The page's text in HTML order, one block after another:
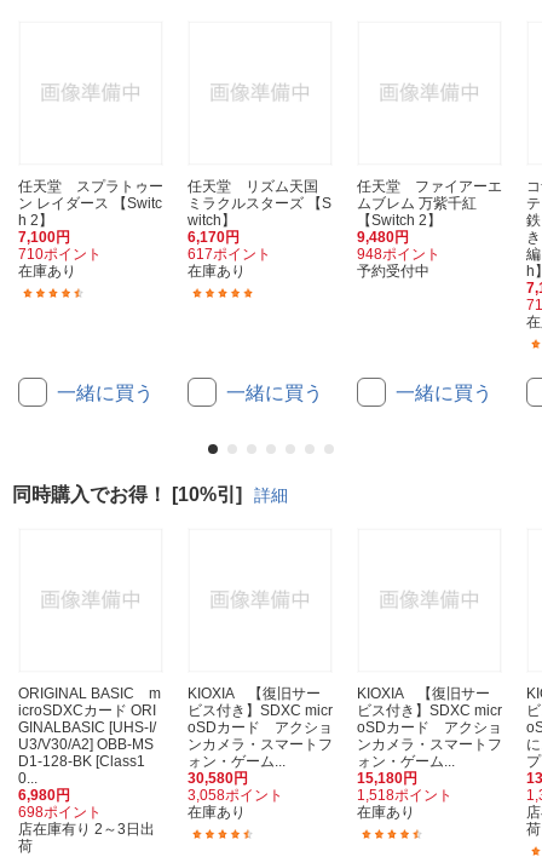
任天堂 スプラトゥー
ン レイダース 【Switc
h 2】
7,100円
710ポイント
在庫あり
一緒に買う
任天堂 リズム天国
ミラクルスターズ 【S
witch】
6,170円
617ポイント
在庫あり
一緒に買う
任天堂 ファイアーエ
ムブレム 万紫千紅
【Switch 2】
9,480円
948ポイント
予約受付中
一緒に買う
h
同時購入でお得！ [10%引] 詳細
ORIGINAL BASIC m
icroSDXCカード ORI
GINALBASIC [UHS-I/
U3/V30/A2] OBB-MS
D1-128-BK [Class1
0...
6,980円
698ポイント
店在庫有り 2～3日出
荷
KIOXIA 【復旧サー
ビス付き】SDXC micr
oSDカード アクショ
ンカメラ・スマートフ
ォン・ゲーム...
30,580円
3,058ポイント
在庫あり
KIOXIA 【復旧サー
ビス付き】SDXC micr
oSDカード アクショ
ンカメラ・スマートフ
ォン・ゲーム...
15,180円
1,518ポイント
在庫あり
荷